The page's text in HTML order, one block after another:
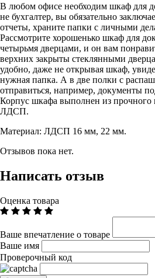
В любом офисе необходим шкаф для
не бухгалтер, вы обязательно
отчеты, храните папки с личными
Рассмотрите хорошенько шкаф для
четырьмя дверцами, и он вам
верхних закрыты стеклянными
удобно, даже не открывая шкаф,
нужная папка. А в две полки с
отправиться, например, документы
Корпус шкафа выполнен из прочного
ЛДСП.
Материал: ЛДСП 16 мм, 22 мм.
Отзывов пока нет.
Написать отзыв
Оценка товара
Ваше впечатление о товаре
Ваше имя
Проверочный код